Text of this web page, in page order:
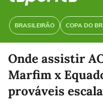
BRASILEIRÃO COPA DO
Onde assistir
Marfim x
prováveis